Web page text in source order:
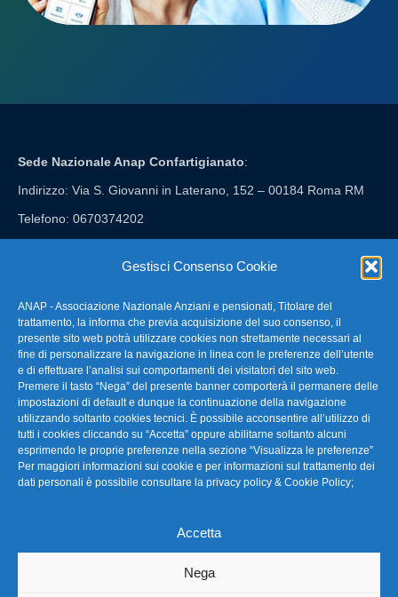
Gestisci Consenso Cookie
ANAP - Associazione Nazionale Anziani e pensionati, Titolare del
trattamento, la informa che previa acquisizione del suo consenso, il
presente sito web potrà utilizzare cookies non strettamente necessari al
fine di personalizzare la navigazione in linea con le preferenze dell’utente
e di effettuare l’analisi sui comportamenti dei visitatori del sito web.
Premere il tasto “Nega” del presente banner comporterà il permanere delle
impostazioni di default e dunque la continuazione della navigazione
utilizzando soltanto cookies tecnici. È possibile acconsentire all’utilizzo di
tutti i cookies cliccando su “Accetta” oppure abilitarne soltanto alcuni
esprimendo le proprie preferenze nella sezione “Visualizza le preferenze”
Per maggiori informazioni sui cookie e per informazioni sul trattamento dei
dati personali è possibile consultare la privacy policy & Cookie Policy;
Accetta
Nega
Sede Nazionale Anap Confartigianato:
Indirizzo: Via S. Giovanni in Laterano, 152 – 00184 Roma RM
Telefono: 0670374202
FAQ – Domande Frequenti
La nostra Newsletter
Link Utili
TG Confartigianato
Privacy & Cookie Policy
Seguici